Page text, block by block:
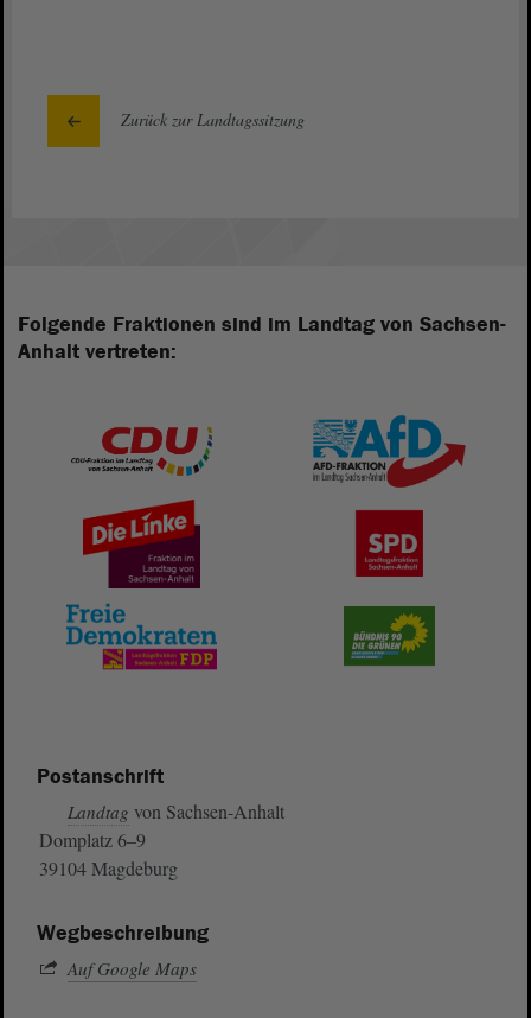
Zurück zur Landtagssitzung
Folgende Fraktionen sind im Landtag von Sachsen-
Anhalt vertreten:
Postanschrift
Landtag von Sachsen-Anhalt
Domplatz 6–9
39104 Magdeburg
Wegbeschreibung
Auf Google Maps